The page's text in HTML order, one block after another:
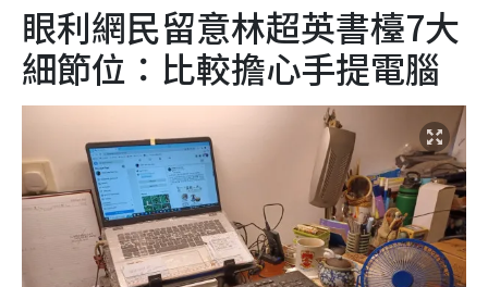
眼利網民留意林超英書檯7大
細節位：比較擔心手提電腦